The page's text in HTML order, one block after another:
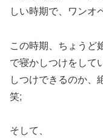
しい時期で、ワンオ
この時期、ちょうど
で寝かしつけをして
しつけできるのか
笑;
そして、